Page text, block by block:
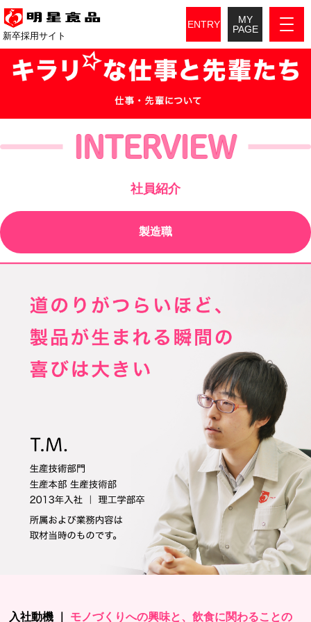
新卒採用サイト
ENTRY
MY
PAGE
社員紹介
製造職
入社動機 ｜ モノづくりへの興味と、飲食に関わることの